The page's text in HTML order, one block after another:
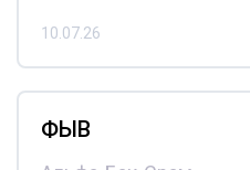
10.07.26
ФЫВ